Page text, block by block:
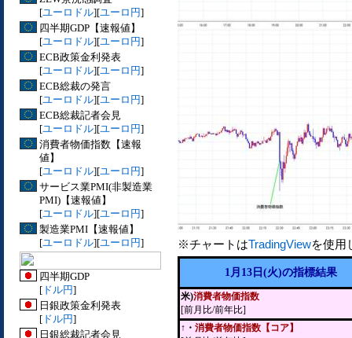
[ユーロドル][ユーロ円]
四半期GDP【速報値】
[ユーロドル][ユーロ円]
ECB政策金利発表
[ユーロドル][ユーロ円]
ECB総裁の発言
[ユーロドル][ユーロ円]
ECB総裁記者会見
[ユーロドル][ユーロ円]
消費者物価指数【速報
値】
[ユーロドル][ユーロ円]
サービス業PMI(非製造業
PMI)【速報値】
[ユーロドル][ユーロ円]
製造業PMI【速報値】
[ユーロドル][ユーロ円]
四半期GDP
[ ドル円]
日銀政策金利発表
[ ドル円]
日銀総裁記者会見
※チャートはTradingViewを使用
1月13日(火)の指標結果
米)消費者物価指数
[前月比/前年比]
↑・ 消費者物価指数【コア】